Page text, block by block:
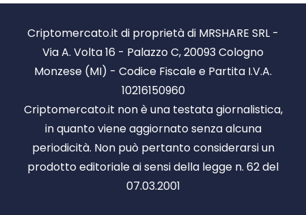
Criptomercato.it di proprietà di MRSHARE SRL -
Via A. Volta 16 - Palazzo C, 20093 Cologno
Monzese (MI) - Codice Fiscale e Partita I.V.A.
10216150960
Criptomercato.it non è una testata giornalistica,
in quanto viene aggiornato senza alcuna
periodicità. Non può pertanto considerarsi un
prodotto editoriale ai sensi della legge n. 62 del
07.03.2001